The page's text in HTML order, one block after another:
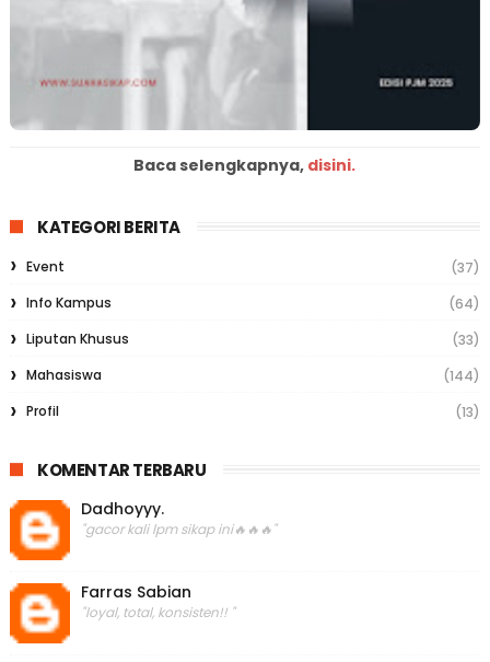
Baca selengkapnya, disini.
KATEGORI BERITA
Event
(37)
Info Kampus
(64)
Liputan Khusus
(33)
Mahasiswa
(144)
Profil
(13)
KOMENTAR TERBARU
Dadhoyyy.
"gacor kali lpm sikap ini🔥🔥🔥"
Farras Sabian
"loyal, total, konsisten!! "